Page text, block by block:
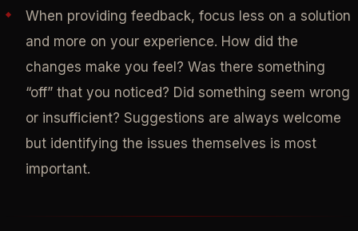
When providing feedback, focus less on a solution
and more on your experience. How did the
changes make you feel? Was there something
“off” that you noticed? Did something seem wrong
or insufficient? Suggestions are always welcome
but identifying the issues themselves is most
important.